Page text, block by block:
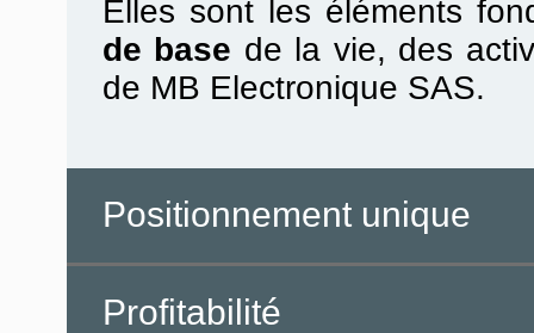
Elles sont les éléments
de base de la vie, des
de MB Electronique SAS.
Positionnement unique
Profitabilité